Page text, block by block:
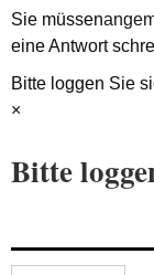
Sie müssen
eine Antwort
Bitte loggen Sie
×
Bitte